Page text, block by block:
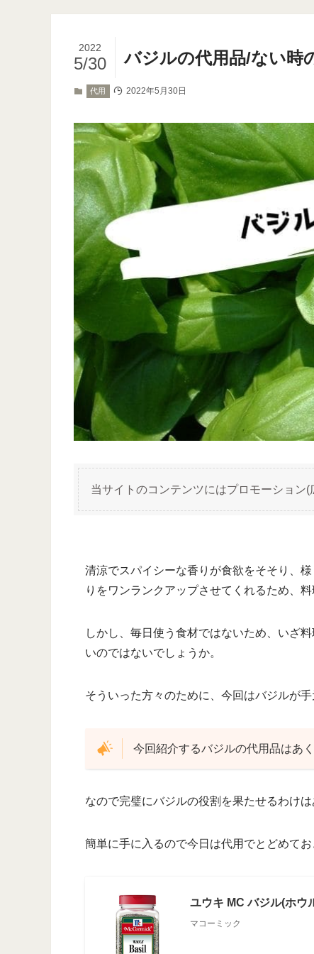
バジルの代用品/ない時
2022
5/30
代用 2022年5月30日
当サイトのコンテンツにはプロモーション
清涼でスパイシーな香りが食欲をそそり、
りをワンランクアップさせてくれるため、
しかし、毎日使う食材ではないため、いざ
いのではないでしょうか。
そういった方々のために、今回はバジルが
今回紹介するバジルの代用品はあ
なので完璧にバジルの役割を果たせるわけは
簡単に手に入るので今日は代用でとどめて
ユウキ MC バジル(ホウ
マコーミック